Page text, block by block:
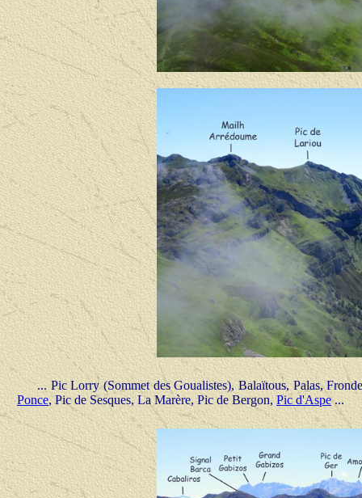
... Pic Lorry (Sommet des Goualistes), Balaïtous, Palas,
Ponce, Pic de Sesques, La Marère, Pic de Bergon, Pic d'Aspe...